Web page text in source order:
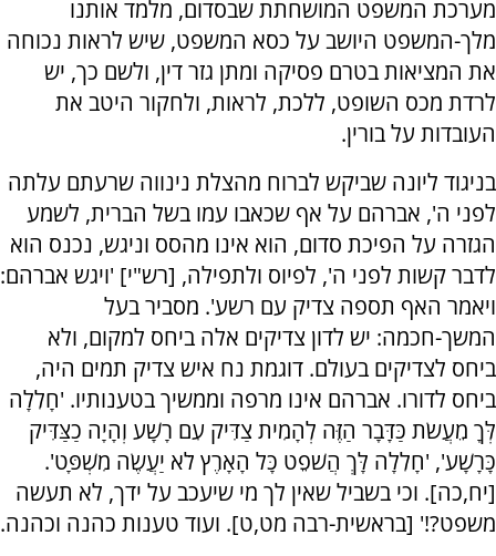
מערכת המשפט המושחתת שבסדום, מלמד אותנו
מלך-המשפט היושב על כסא המשפט, שיש לראות נכוחה
את המציאות בטרם פסיקה ומתן גזר דין, ולשם כך, יש
לרדת מכס השופט, ללכת, לראות, ולחקור היטב את
העובדות על בורין.
בניגוד ליונה שביקש לברוח מהצלת נינווה שרעתם עלתה
לפני ה', אברהם על אף שכאבו עמו בשל הברית, לשמע
הגזרה על הפיכת סדום, הוא אינו מהסס וניגש, נכנס הוא
לדבר קשות לפני ה', לפיוס ולתפילה, [רש"י] 'ויגש אברהם:
ויאמר האף תספה צדיק עם רשע'. מסביר בעל
המשך-חכמה: יש לדון צדיקים אלה ביחס למקום, ולא
ביחס לצדיקים בעולם. דוגמת נח איש צדיק תמים היה,
ביחס לדורו. אברהם אינו מרפה וממשיך בטענותיו. 'חָלִלָה
לְּךָ מֵעֲשֹׂת כַּדָּבָר הַזֶּה לְהָמִית צַדִּיק עִם רָשָׁע וְהָיָה כַצַּדִּיק
כָּרָשָׁע', 'חָלִלָה לָּךְ הֲשֹׁפֵט כָּל הָאָרֶץ לֹא יַעֲשֶׂה מִשְׁפָּט'.
[יח,כה]. וכי בשביל שאין לך מי שיעכב על ידך, לא תעשה
משפט?!' [בראשית-רבה מט,ט]. ועוד טענות כהנה וכהנה.